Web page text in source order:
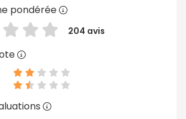
pondérée
204 avis